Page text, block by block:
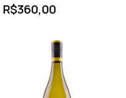
R$360,00